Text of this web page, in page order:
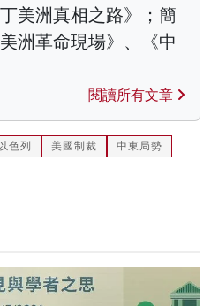
美洲真相之路》；簡
洲革命現場》、《中
閱讀所有文章
色列 美國制裁
中東局勢